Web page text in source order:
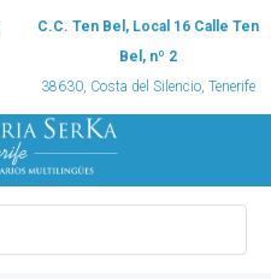
C.C. Ten Bel, Local 16 Calle Ten
Bel, nº 2
38630, Costa del Silencio, Tenerife